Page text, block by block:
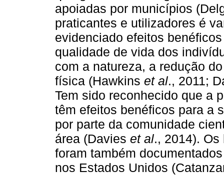
apoiadas por municípios
praticantes e utilizadores é
evidenciado efeitos
qualidade de vida dos
com a natureza, a redução
física (Hawkins et al., 2011;
Tem sido reconhecido que a
têm efeitos benéficos para a
por parte da comunidade
área (Davies et al., 2014).
foram também
nos Estados Unidos